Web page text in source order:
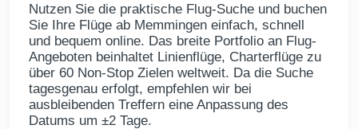
Nutzen Sie die praktische Flug-Suche und buchen
Sie Ihre Flüge ab Memmingen einfach, schnell
und bequem online. Das breite Portfolio an Flug-
Angeboten beinhaltet Linienflüge, Charterflüge zu
über 60 Non-Stop Zielen weltweit. Da die Suche
tagesgenau erfolgt, empfehlen wir bei
ausbleibenden Treffern eine Anpassung des
Datums um ±2 Tage.